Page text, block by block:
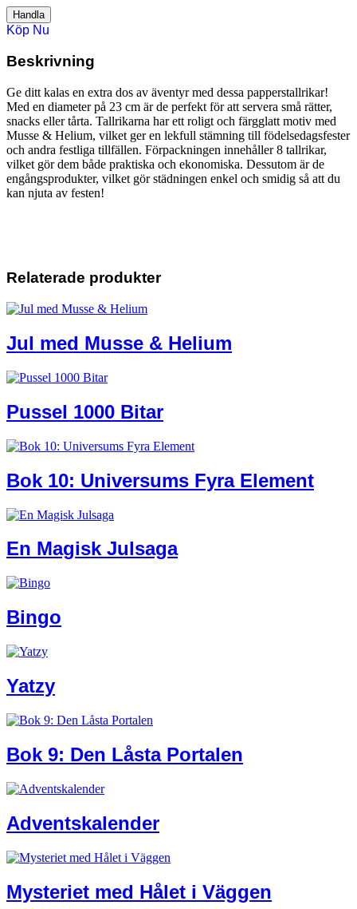
Handla
Köp Nu
Beskrivning
Ge ditt kalas en extra dos av äventyr med dessa papperstallrikar!
Med en diameter på 23 cm är de perfekt för att servera små rätter,
snacks eller tårta. Tallrikarna har ett roligt och färgglatt motiv med
Musse & Helium, vilket ger en lekfull stämning till födelsedagsfester
och andra festliga tillfällen. Förpackningen innehåller 8 tallrikar,
vilket gör dem både praktiska och ekonomiska. Dessutom är de
engångsprodukter, vilket gör städningen enkel och smidig så att du
kan njuta av festen!
Relaterade produkter
Jul med Musse & Helium
Pussel 1000 Bitar
Bok 10: Universums Fyra Element
En Magisk Julsaga
Bingo
Yatzy
Bok 9: Den Låsta Portalen
Adventskalender
Mysteriet med Hålet i Väggen